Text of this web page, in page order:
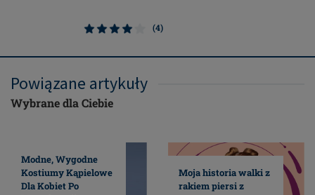
(4)
Powiązane artykuły
Wybrane dla Ciebie
Modne, Wygodne
Kostiumy Kąpielowe
Dla Kobiet Po
Moja historia walki z
rakiem piersi z